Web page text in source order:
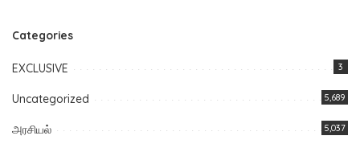
Categories
EXCLUSIVE 3
Uncategorized 5,689
அரசியல் 5,037